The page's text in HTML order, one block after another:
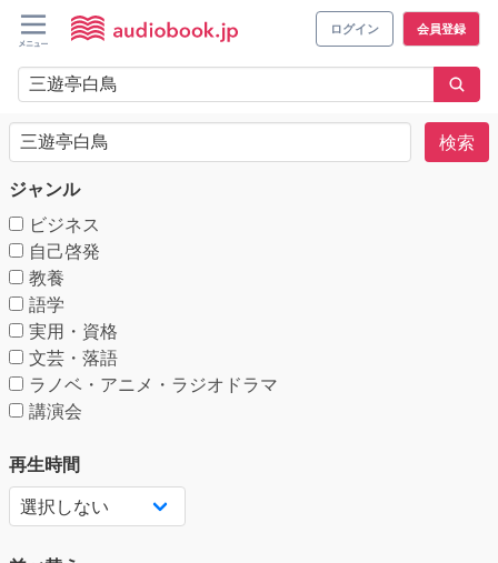
ログイン 会員登録
検索
ジャンル
ビジネス
自己啓発
教養
語学
実用・資格
文芸・落語
ラノベ・アニメ・ラジオドラマ
講演会
再生時間